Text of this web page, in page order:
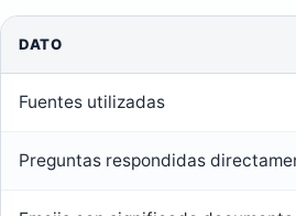
DATO
Fuentes utilizadas
Preguntas respondidas